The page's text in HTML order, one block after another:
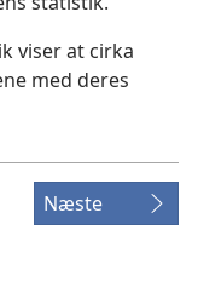
viser at cirka
med deres
Næste